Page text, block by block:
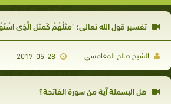
تفسير قول الله تعالى: "مَثَلُهُمْ كَمَثَلِ الَّذِي
الشيخ صالح المغامسي 2017-05-28
هل البسملة آية من سورة الفاتحة؟